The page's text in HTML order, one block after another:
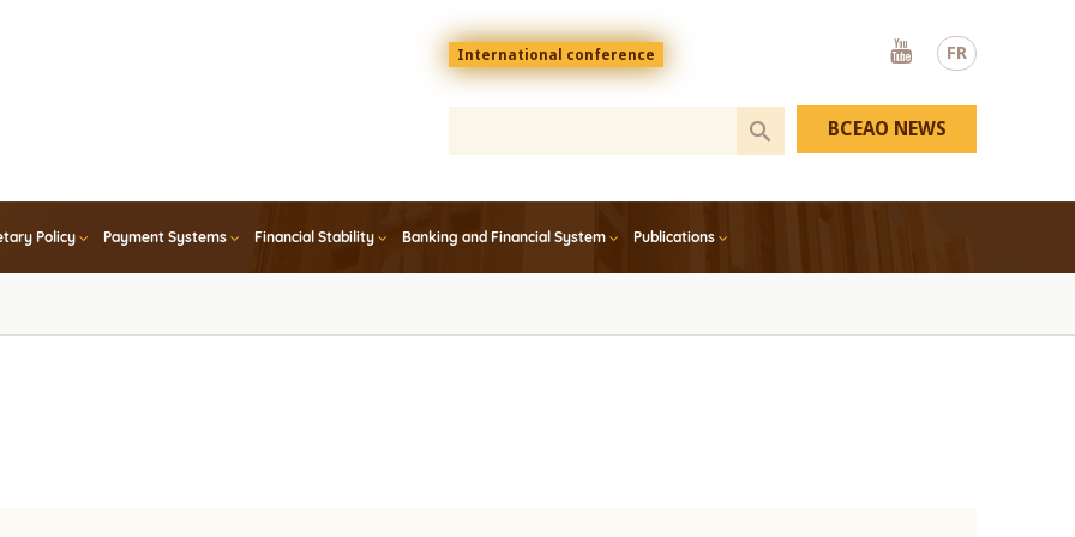
FR
Menu
top
En
International conference
Youtube
Policy Payment Systems Financial Stability Banking and Financial System Publications
BCEAO NEWS